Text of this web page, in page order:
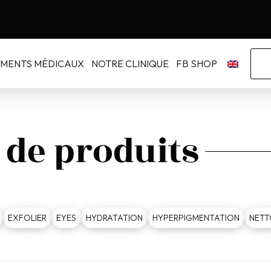
MÉDICAUX NOTRE CLINIQUE FB SHOP
produits
EXFOLIER EYES HYDRATATION HYPERPIGMENTATION